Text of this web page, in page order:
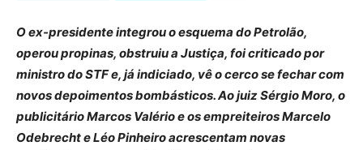
O ex-presidente integrou o esquema do Petrolão,
operou propinas, obstruiu a Justiça, foi criticado por
ministro do STF e, já indiciado, vê o cerco se fechar com
novos depoimentos bombásticos. Ao juiz Sérgio Moro, o
publicitário Marcos Valério e os empreiteiros Marcelo
Odebrecht e Léo Pinheiro acrescentam novas